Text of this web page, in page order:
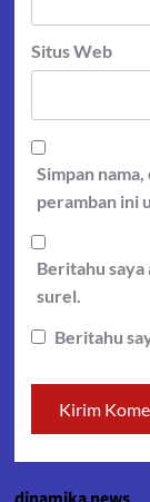
Situs Web
Simpan
peramban ini
Beritahu
surel.
Beritahu